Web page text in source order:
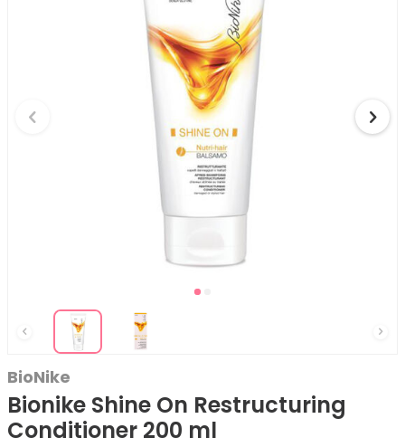
BioNike
Bionike Shine On Restructuring
Conditioner 200 ml